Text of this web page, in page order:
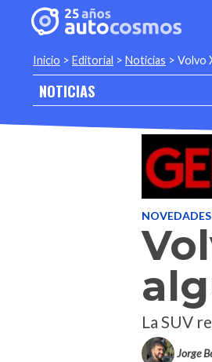
Inicio > Editorial > Noticias > Volvo
NOTICIAS
NOVEDADES
La SUV
Jorge